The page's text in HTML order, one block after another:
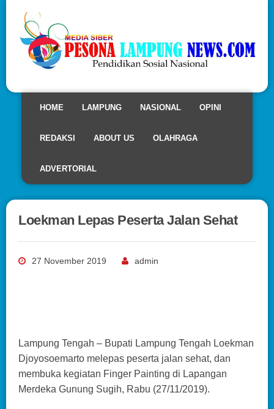
HOME LAMPUNG NASIONAL OPINI
REDAKSI ABOUT US OLAHRAGA
ADVERTORIAL
Loekman Lepas Peserta Jalan Sehat
27 November 2019 admin
Lampung Tengah – Bupati Lampung Tengah Loekman
Djoyosoemarto melepas peserta jalan sehat, dan
membuka kegiatan Finger Painting di Lapangan
Merdeka Gunung Sugih, Rabu (27/11/2019).